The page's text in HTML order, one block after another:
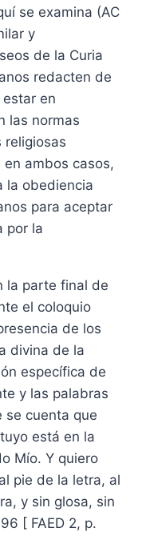
se examina (AC
y
de la Curia
redacten de
estar en
las normas
religiosas
ambos casos,
la obediencia
para aceptar
por la
la parte final de
el coloquio
de los
divina de la
específica de
y las palabras
se cuenta que
está en la
Mío. Y quiero
pie de la letra, al
y sin glosa, sin
[ FAED 2, p.